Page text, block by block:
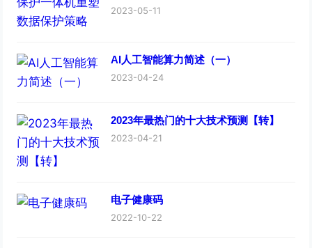
2023-05-11
AI人工智能算力简述（一）
2023-04-24
2023年最热门的十大技术预测【转】
2023-04-21
电子健康码
2022-10-22